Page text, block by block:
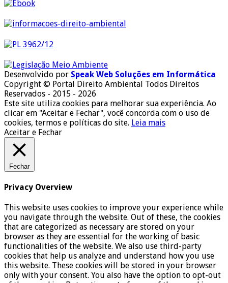
Desenvolvido por Speak Web Soluções em Informática
Copyright © Portal Direito Ambiental Todos Direitos
Reservados - 2015 - 2026
Este site utiliza cookies para melhorar sua experiência. Ao
clicar em "Aceitar e Fechar", você concorda com o uso de
cookies, termos e políticas do site. Leia mais
Aceitar e Fechar
Fechar
Privacy Overview
This website uses cookies to improve your experience while
you navigate through the website. Out of these, the cookies
that are categorized as necessary are stored on your
browser as they are essential for the working of basic
functionalities of the website. We also use third-party
cookies that help us analyze and understand how you use
this website. These cookies will be stored in your browser
only with your consent. You also have the option to opt-out